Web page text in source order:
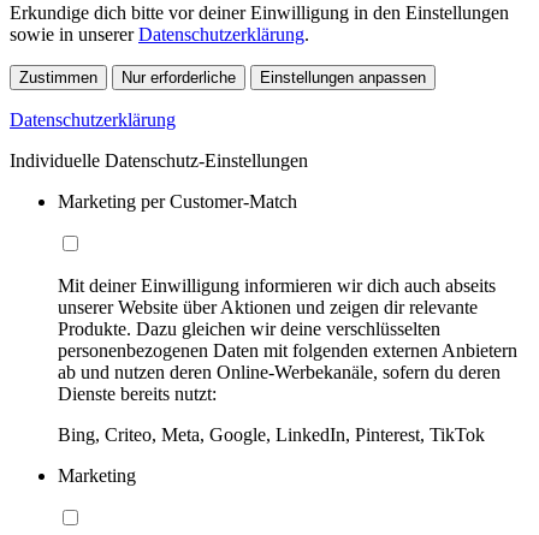
Erkundige dich bitte vor deiner Einwilligung in den Einstellungen
sowie in unsererDatenschutzerklärung.
Zustimmen Nur erforderliche Einstellungen anpassen
Datenschutzerklärung
Individuelle Datenschutz-Einstellungen
Marketing per Customer-Match
Mit deiner Einwilligung informieren wir dich auch abseits
unserer Website über Aktionen und zeigen dir relevante
Produkte. Dazu gleichen wir deine verschlüsselten
personenbezogenen Daten mit folgenden externen Anbietern
ab und nutzen deren Online-Werbekanäle, sofern du deren
Dienste bereits nutzt:
Bing, Criteo, Meta, Google, LinkedIn, Pinterest, TikTok
Marketing